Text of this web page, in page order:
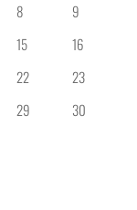
8
9
15
16
22
23
29
30